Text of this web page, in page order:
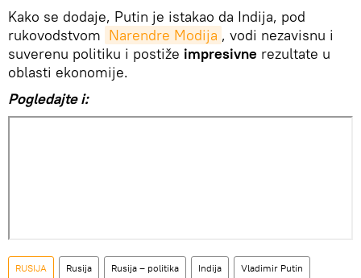
Kako se dodaje, Putin je istakao da Indija, pod
rukovodstvom Narendre Modija , vodi nezavisnu i
suverenu politiku i postiže impresivne rezultate u
oblasti ekonomije.
Pogledajte i:
RUSIJA Rusija Rusija – politika Indija Vladimir Putin